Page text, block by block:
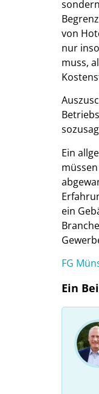
von
nur
muss,
Ein
ein
FG
Ein